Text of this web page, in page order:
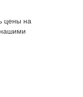
цены на